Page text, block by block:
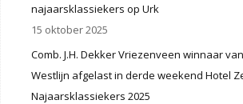
najaarsklassiekers op Urk
15 oktober 2025
Comb. J.H. Dekker Vriezenveen winnaar
Westlijn afgelast in derde weekend Hotel
Najaarsklassiekers 2025